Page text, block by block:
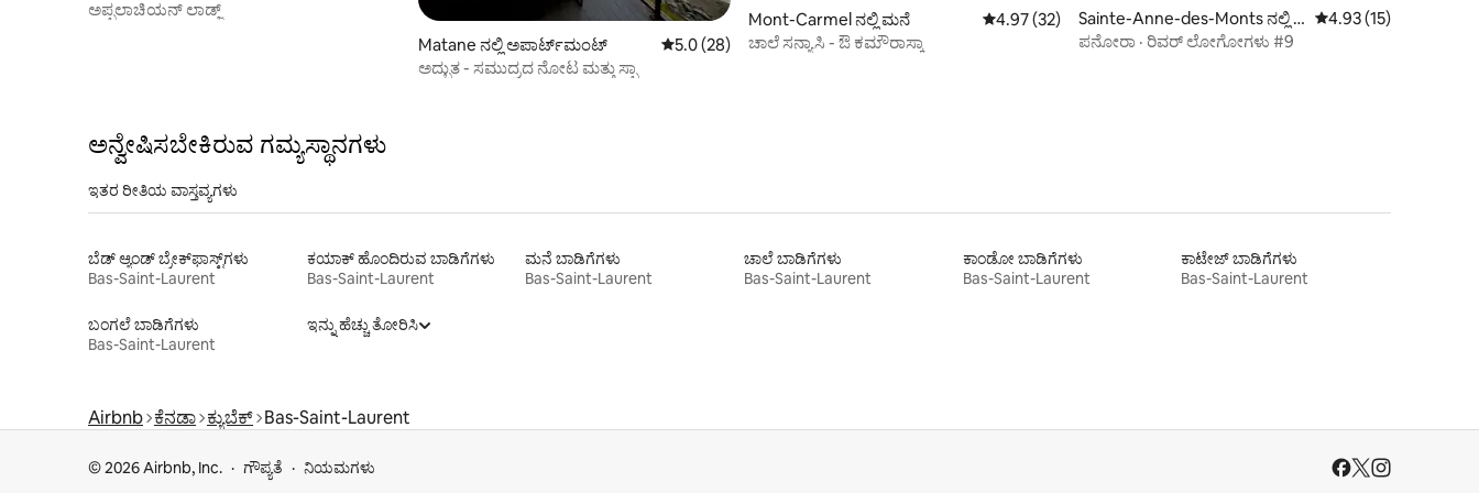
ಅಪ್ಪಲಾಚಿಯನ್ ಲಾಡ್ಜ್
Matane ನಲ್ಲಿ ಅಪಾರ್ಟ್‌ಮಂಟ್ 5 ರಲ್ಲಿ 5.0 ಸರಾಸರಿ ರೇಟಿಂಗ್, 28 ವಿಮರ್ಶೆಗಳು
5.0 (28)
ಅದ್ಭುತ - ಸಮುದ್ರದ ನೋಟ ಮತ್ತು ಸ್ಪಾ
Mont-Carmel ನಲ್ಲಿ ಮನೆ 5 ರಲ್ಲಿ 4.97 ಸರಾಸರಿ ರೇಟಿಂಗ್, 32 ವಿಮರ್ಶೆಗಳು
4.97 (32)
ಚಾಲೆ ಸನ್ಯಾಸಿ - ಔ ಕಮೌರಾಸ್ಕಾ
Sainte-Anne-des-Monts ನಲ್ಲಿ ಸ
ಣ್ಣ ಮನೆ
5 ರಲ್ಲಿ 4.93 ಸರಾಸರಿ
4.93 (15)
ಪನೋರಾ · ರಿವರ್ ಲೋಗೋಗಳು #9
ಅನ್ವೇಷಿಸಬೇಕಿರುವ ಗಮ್ಯಸ್ಥಾನಗಳು
ಇತರ ರೀತಿಯ ವಾಸ್ತವ್ಯಗಳು
ಬೆಡ್ ಆ್ಯಂಡ್ ಬ್ರೇಕ್‌ಫಾಸ್ಟ್‌ಗಳು
Bas-Saint-Laurent
ಕಯಾಕ್ ಹೊಂದಿರುವ ಬಾಡಿಗೆಗಳು
Bas-Saint-Laurent
ಮನೆ ಬಾಡಿಗೆಗಳು
Bas-Saint-Laurent
ಚಾಲೆ ಬಾಡಿಗೆಗಳು
Bas-Saint-Laurent
ಕಾಂಡೋ ಬಾಡಿಗೆಗಳು
Bas-Saint-Laurent
ಕಾಟೇಜ್‌ ಬಾಡಿಗೆಗಳು
Bas-Saint-Laurent
ಬಂಗಲೆ ಬಾಡಿಗೆಗಳು
Bas-Saint-Laurent
ಇನ್ನು ಹೆಚ್ಚು ತೋರಿಸಿ
Airbnb ಕೆನಡಾ ಕ್ಯುಬೆಕ್ Bas-Saint-Laurent
© 2026 Airbnb, Inc. ಗೌಪ್ಯತೆ ನಿಯಮಗಳು